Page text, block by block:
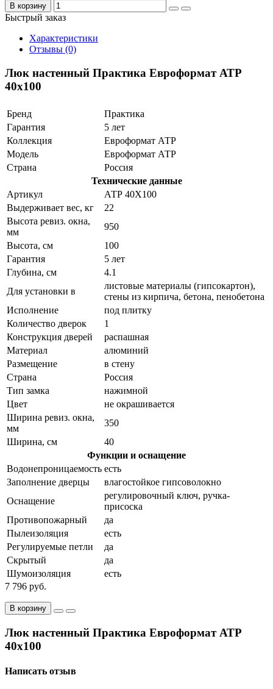
В корзину
Быстрый заказ
Характеристики
Отзывы (0)
Люк настенный Практика Евроформат АТР
40x100
Бренд
Практика
Гарантия
5 лет
Коллекция
Евроформат АТР
Модель
Евроформат АТР
Страна
Россия
Технические данные
Артикул
АТР 40Х100
Выдерживает вес, кг
22
Высота ревиз. окна,
мм
950
Высота, см
100
Гарантия
5 лет
Глубина, см
4.1
Для установки в
листовые материалы (гипсокартон),
стены из кирпича, бетона, пенобетона
Исполнение
под плитку
Количество дверок
1
Конструкция дверей
распашная
Материал
алюминий
Размещение
в стену
Страна
Россия
Тип замка
нажимной
Цвет
не окрашивается
Ширина ревиз. окна,
мм
350
Ширина, см
40
Функции и оснащение
Водонепроницаемость есть
Заполнение дверцы
влагостойкое гипсоволокно
Оснащение
регулировочный ключ, ручка-
присоска
Противопожарный
да
Пылеизоляция
есть
Регулируемые петли
да
Скрытый
да
Шумоизоляция
есть
7 796 руб.
В корзину
Люк настенный Практика Евроформат АТР
40x100
Написать отзыв